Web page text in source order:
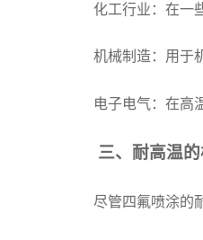
化工行业：在一
机械制造：用于
电子电气：在高
三、耐高温
尽管四氟喷涂的